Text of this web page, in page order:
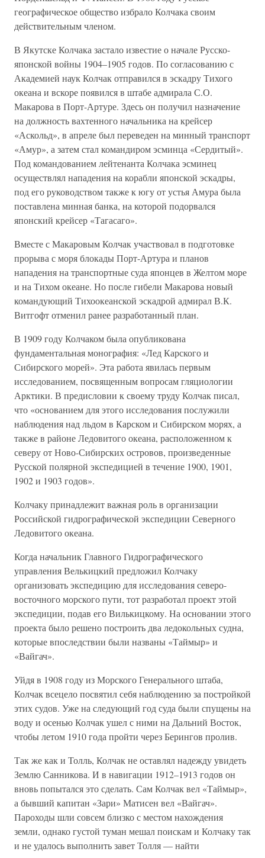
географическое общество избрало Колчака своим
действительным членом.
В Якутске Колчака застало известие о начале Русско-
японской войны 1904–1905 годов. По согласованию с
Академией наук Колчак отправился в эскадру Тихого
океана и вскоре появился в штабе адмирала С.О.
Макарова в Порт-Артуре. Здесь он получил назначение
на должность вахтенного начальника на крейсер
«Аскольд», в апреле был переведен на минный транспорт
«Амур», а затем стал командиром эсминца «Сердитый».
Под командованием лейтенанта Колчака эсминец
осуществлял нападения на корабли японской эскадры,
под его руководством также к югу от устья Амура была
поставлена минная банка, на которой подорвался
японский крейсер «Тагасаго».
Вместе с Макаровым Колчак участвовал в подготовке
прорыва с моря блокады Порт-Артура и планов
нападения на транспортные суда японцев в Желтом море
и на Тихом океане. Но после гибели Макарова новый
командующий Тихоокеанской эскадрой адмирал В.К.
Витгофт отменил ранее разработанный план.
В 1909 году Колчаком была опубликована
фундаментальная монография: «Лед Карского и
Сибирского морей». Эта работа явилась первым
исследованием, посвященным вопросам гляциологии
Арктики. В предисловии к своему труду Колчак писал,
что «основанием для этого исследования послужили
наблюдения над льдом в Карском и Сибирском морях, а
также в районе Ледовитого океана, расположенном к
северу от Ново-Сибирских островов, произведенные
Русской полярной экспедицией в течение 1900, 1901,
1902 и 1903 годов».
Колчаку принадлежит важная роль в организации
Российской гидрографической экспедиции Северного
Ледовитого океана.
Когда начальник Главного Гидрографического
управления Велькицкий предложил Колчаку
организовать экспедицию для исследования северо-
восточного морского пути, тот разработал проект этой
экспедиции, подав его Вилькицкому. На основании этого
проекта было решено построить два ледокольных судна,
которые впоследствии были названы «Таймыр» и
«Вайгач».
Уйдя в 1908 году из Морского Генерального штаба,
Колчак всецело посвятил себя наблюдению за постройкой
этих судов. Уже на следующий год суда были спущены на
воду и осенью Колчак ушел с ними на Дальний Восток,
чтобы летом 1910 года пройти через Берингов пролив.
Так же как и Толль, Колчак не оставлял надежду увидеть
Землю Санникова. И в навигации 1912–1913 годов он
вновь попытался это сделать. Сам Колчак вел «Таймыр»,
а бывший капитан «Зари» Матисен вел «Вайгач».
Пароходы шли совсем близко с местом нахождения
земли, однако густой туман мешал поискам и Колчаку так
и не удалось выполнить завет Толля — найти